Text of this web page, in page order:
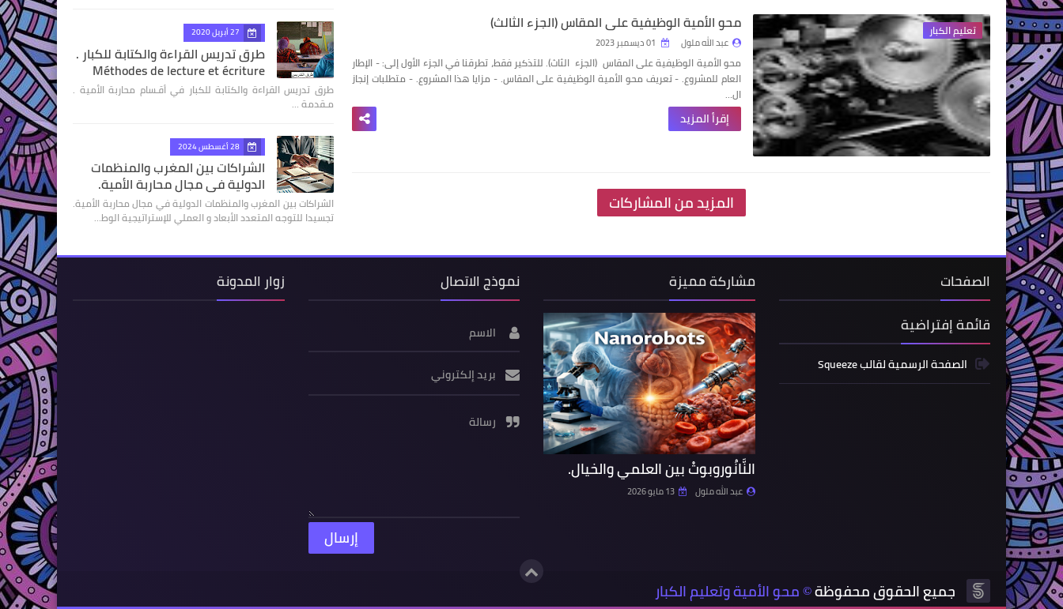
تعليم الكبار محو الأمية الوظيفية على المقاس (الجزء الثالث)
عبد الله ملول
محو الأمية الوظيفية على المقاس (الجزء الثاث).للتذكير فقط، تطرقنا في الجزء الأول إلى: - الإطار
العام للمشروع. - تعريف محو الأمية الوظيفية على المقاس. - مزايا هذا المشروع. - متطلبات إنجاز
ال…
إقرأ المزيد
المزيد من المشاركات
27 أبريل 2020
طرق تدريس القراءة والكتابة للكبار .
Méthodes de lecture et écriture
طرق تدريس القراءة والكتابة للكبار في أقـسام محاربة الأمية .
مـقدمة …
28 أغسطس 2024
الشراكات بين المغرب والمنظمات
الدولية في مجال محاربة الأمية.
الشراكات بين المغرب والمنظمات الدولية في مجال محاربة الأمية.
تجسيدا للتوجه المتعدد الأبعاد و العملي للإستراتيجية الوط…
الصفحات
قائمة إفتراضية
الصفحة الرسمية لقالب Squeeze
مشاركة مميزة
النَّانُوروبوتْ بين العلمي والخيال.
عبد الله ملول 13 مايو 2026
نموذج الاتصال
الاسم
بريد إلكتروني
رسالة
زوار المدونة
جميع الحقوق محفوظة © محو الأمية وتعليم الكبار